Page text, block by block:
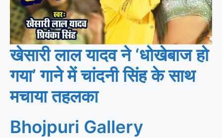
खेसारी लाल यादव ने ‘धोखेबाज हो
गया’ गाने में चांदनी सिंह के साथ
मचाया तहलका
Bhojpuri Gallery